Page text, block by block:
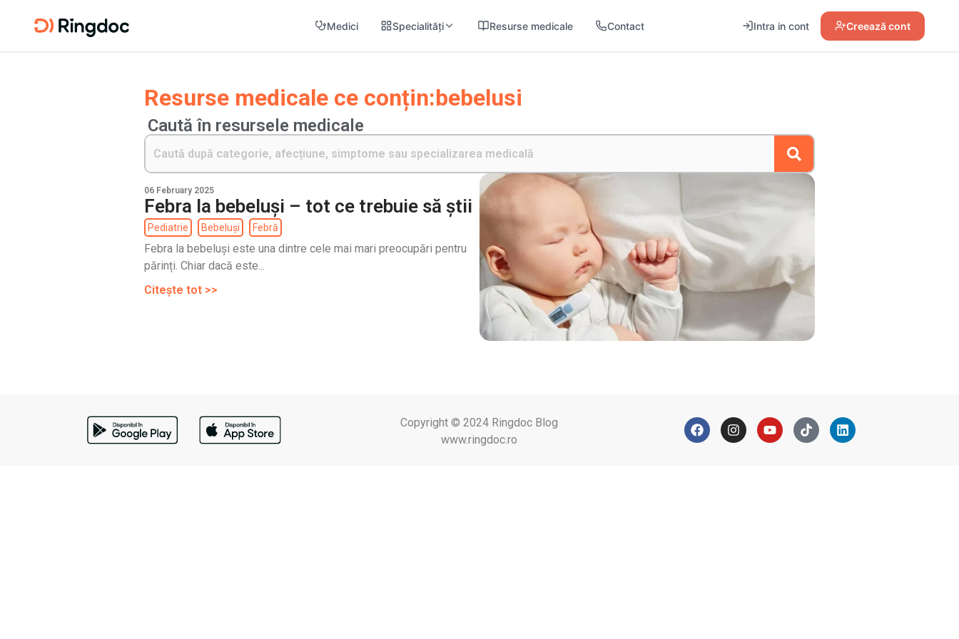
Medici Specialități Resurse medicale Contact Intra in cont Creează cont
Resurse medicale ce conțin:bebelusi
Caută în resursele medicale
06 February 2025
Febra la bebeluși – tot ce trebuie să știi
Pediatrie Bebeluși Febră
Febra la bebeluși este una dintre cele mai mari preocupări pentru
părinți. Chiar dacă este...
Citește tot >>
Copyright © 2024 Ringdoc Blog
www.ringdoc.ro